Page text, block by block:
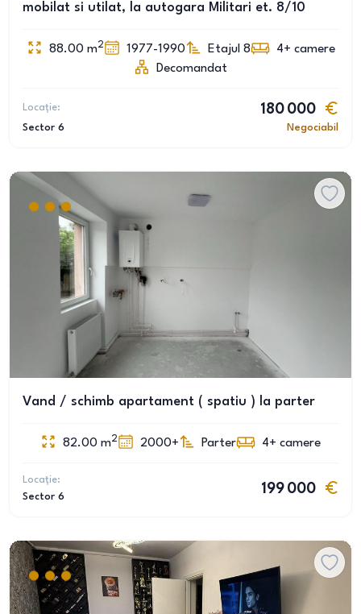
mobilat si utilat, la autogara Militari et. 8/10
88.00 m2 1977-1990 Etajul 8 4+ camere
Decomandat
Locație:
Sector 6
180 000
Negociabil
Vand / schimb apartament ( spatiu ) la parter
82.00 m2 2000+ Parter 4+ camere
Locație:
Sector 6
199 000